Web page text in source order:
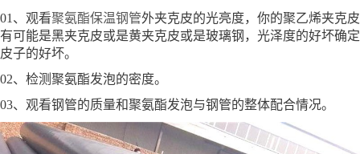
01、观看聚氨酯保温钢管外夹克皮的光亮度，你的聚乙烯夹克皮
有可能是黑夹克皮或是黄夹克皮或是玻璃钢，光泽度的好坏确定
皮子的好坏。
02、检测聚氨酯发泡的密度。
03、观看钢管的质量和聚氨酯发泡与钢管的整体配合情况。